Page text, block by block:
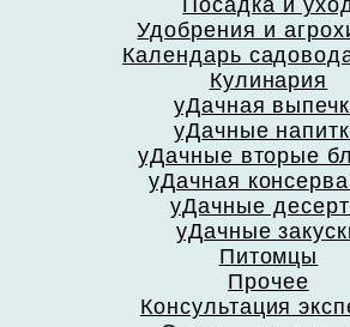
Посадка и
Удобрения и
Календарь
Кулинария
уДачная
уДачные
уДачные вторые
уДачная
уДачные
уДачные
Питомцы
Прочее
Консультация